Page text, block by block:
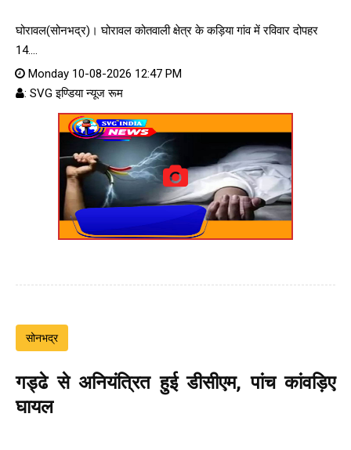
घोरावल(सोनभद्र)। घोरावल कोतवाली क्षेत्र के कड़िया गांव में रविवार दोपहर
14....
Monday 10-08-2026 12:47 PM
: SVG इण्डिया न्यूज रूम
सोनभद्र
गड्ढे से अनियंत्रित हुई डीसीएम, पांच कांवड़िए
घायल